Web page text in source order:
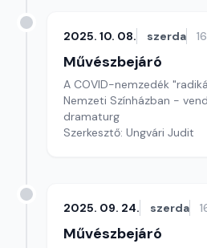
2025. 10. 08. szerda
Művészbejáró
A COVID-nemzedék
Nemzeti Színházban -
dramaturg
Szerkesztő: Ungvári Judit
2025. 09. 24. szerda
Művészbejáró